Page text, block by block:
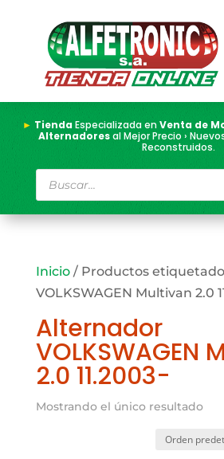
► TiendaEspecializada enVenta de
Alternadoresal Mejor Precio ›
Reconstruidos.
Búsqueda
de
productos
Inicio/ Productos
VOLKSWAGEN Multivan 2.0
Alternador
VOLKSWAGEN
2.0 11.2003-
Mostrando el único resultado